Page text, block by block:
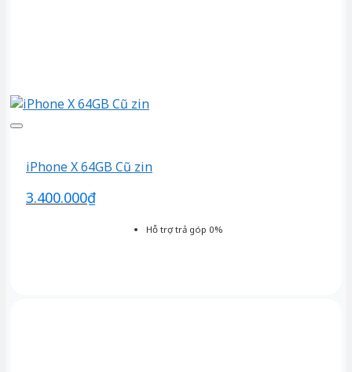
Hỗ trợ trả góp 0%
iPhone X 64GB Cũ zin
3.400.000₫